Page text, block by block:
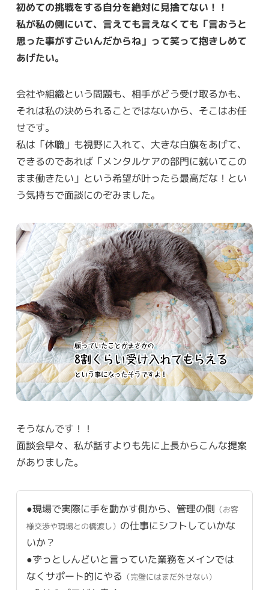
初めての挑戦をする自分を絶対に見捨てない！！
私が私の側にいて、言えても言えなくても「言おうと
思った事がすごいんだからね」って笑って抱きしめて
あげたい。
会社や組織という問題も、相手がどう受け取るかも、
それは私の決められることではないから、そこはお任
せです。
私は「休職」も視野に入れて、大きな白旗をあげて、
できるのであれば「メンタルケアの部門に就いてこの
まま働きたい」という希望が叶ったら最高だな！とい
う気持ちで面談にのぞみました。
そうなんです！！
面談会早々、私が話すよりも先に上長からこんな提案
がありました。
●現場で実際に手を動かす側から、管理の側 （お客
様交渉や現場との橋渡し） の仕事にシフトしていかな
いか？
●ずっとしんどいと言っていた業務をメインでは
なくサポート的にやる （完璧にはまだ外せない）